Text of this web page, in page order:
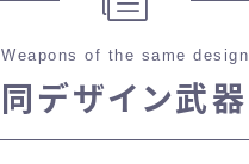
Weapons of the same design
同デザイン武器